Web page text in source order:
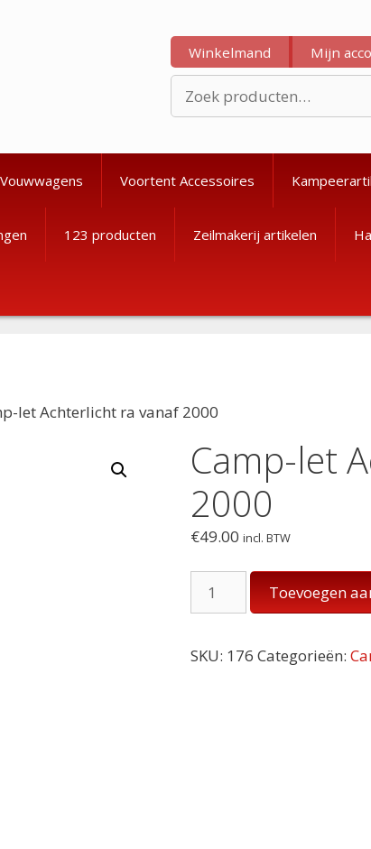
Winkelmand Mijn
naar:
Voortent Accessoires
123 producten Zeilmakerij artikelen
let Achterlicht ra vanaf 2000
Camp-let
2000
€49.00 incl. BTW
ra
Toevoegen
SKU: 176 Categorieën: